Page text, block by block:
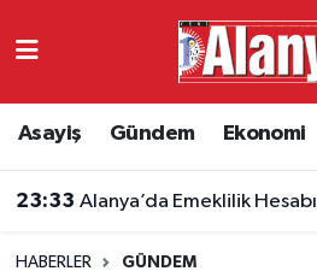
Asayiş Gündem Ekonomi
23:33 Alanya’da Emeklilik Hesabı
HABERLER GÜNDEM
Ekonomi
Antalya Namaz Vakitleri